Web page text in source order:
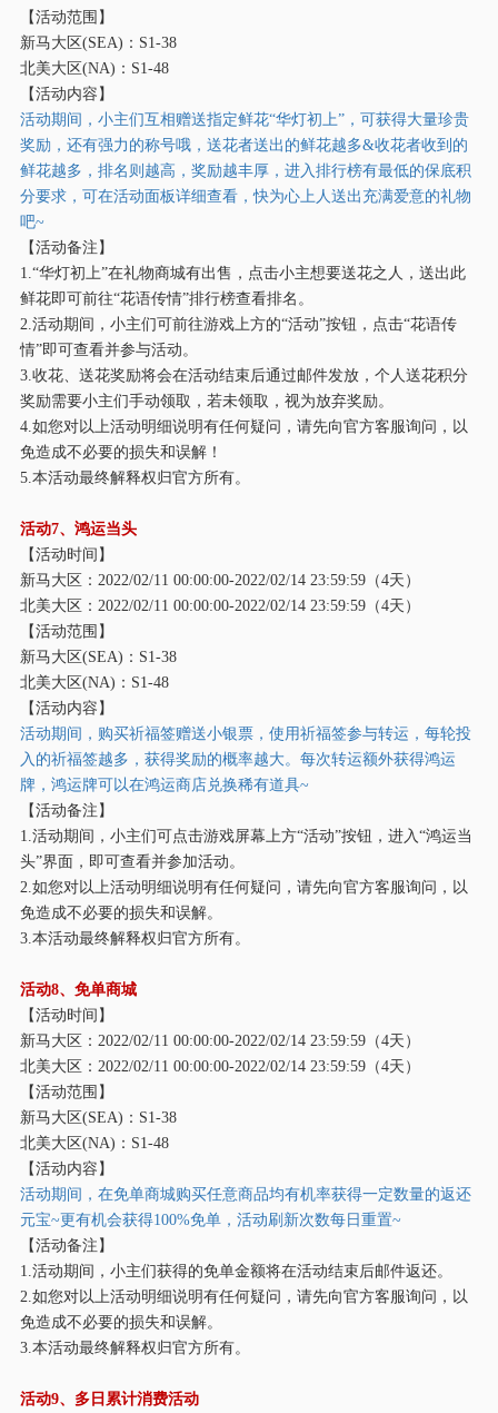
【活动范围】
新马大区(SEA)：S1-38
北美大区(NA)：S1-48
【活动内容】
活动期间，小主们互相赠送指定鲜花“华灯初上”，可获得大量珍贵
奖励，还有强力的称号哦，送花者送出的鲜花越多&收花者收到的
鲜花越多，排名则越高，奖励越丰厚，进入排行榜有最低的保底积
分要求，可在活动面板详细查看，快为心上人送出充满爱意的礼物
吧~
【活动备注】
1.“华灯初上”在礼物商城有出售，点击小主想要送花之人，送出此
鲜花即可前往“花语传情”排行榜查看排名。
2.活动期间，小主们可前往游戏上方的“活动”按钮，点击“花语传
情”即可查看并参与活动。
3.收花、送花奖励将会在活动结束后通过邮件发放，个人送花积分
奖励需要小主们手动领取，若未领取，视为放弃奖励。
4.如您对以上活动明细说明有任何疑问，请先向官方客服询问，以
免造成不必要的损失和误解！
5.本活动最终解释权归官方所有。
活动7、鸿运当头
【活动时间】
新马大区： 2022/02/11 00:00:00-2022/02/14 23:59:59（4天）
北美大区： 2022/02/11 00:00:00-2022/02/14 23:59:59（4天）
【活动范围】
新马大区(SEA)：S1-38
北美大区(NA)：S1-48
【活动内容】
活动期间，购买祈福签赠送小银票，使用祈福签参与转运，每轮投
入的祈福签越多，获得奖励的概率越大。每次转运额外获得鸿运
牌，鸿运牌可以在鸿运商店兑换稀有道具~
【活动备注】
1.活动期间，小主们可点击游戏屏幕上方“活动”按钮，进入“鸿运当
头”界面，即可查看并参加活动。
2.如您对以上活动明细说明有任何疑问，请先向官方客服询问，以
免造成不必要的损失和误解。
3.本活动最终解释权归官方所有。
活动8、免单商城
【活动时间】
新马大区： 2022/02/11 00:00:00-2022/02/14 23:59:59（4天）
北美大区： 2022/02/11 00:00:00-2022/02/14 23:59:59（4天）
【活动范围】
新马大区(SEA)：S1-38
北美大区(NA)：S1-48
【活动内容】
活动期间，在免单商城购买任意商品均有机率获得一定数量的返还
元宝~更有机会获得100%免单，活动刷新次数每日重置~
【活动备注】
1.活动期间，小主们获得的免单金额将在活动结束后邮件返还。
2.如您对以上活动明细说明有任何疑问，请先向官方客服询问，以
免造成不必要的损失和误解。
3.本活动最终解释权归官方所有。
活动9、多日累计消费活动